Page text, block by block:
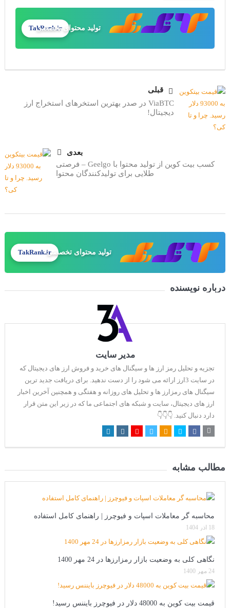
تولید محتوای تخصصی
TakRank.ir
قبلی
ViaBTC در صدر بهترین استخرهای استخراج ارز
دیجیتال!
بعدی
کسب بیت کوین از تولید محتوا با Geelgo – فرصتی
طلایی برای تولیدکنندگان محتوا
تولید محتوای تخصصیTakRank.ir
درباره نویسنده
مدیر سایت
تجزیه و تحلیل رمز ارز ها و سیگنال های خرید و فروش ارز های دیجیتال که
در سایت 3ارز ارائه می شود را از دست ندهید. برای دریافت جدید ترین
سیگنال های رمزارز ها و تحلیل های روزانه و هفتگی و همچنین آخرین اخبار
ارز های دیجیتال، سایت و شبکه های اجتماعی ما که در زیر این متن قرار
دارد دنبال کنید. 👇👇👇
مطالب مشابه
محاسبه گر معاملات اسپات و فیوچرز | راهنمای کامل استفاده
18 آذر 1404
نگاهی کلی به وضعیت بازار رمزارزها در 24 مهر 1400
24 مهر 1400
قیمت بیت کوین به 48000 دلار در فیوچرز بایننس رسید!